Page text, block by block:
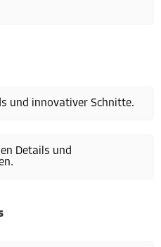
und innovativer Schnitte.
Details und